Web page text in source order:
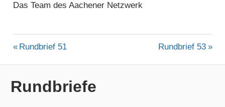
Das Team des Aachener Netzwerk
ALLGEMEIN
Beitragsnavigation
Vorheriger
Rundbrief 51
Nächster
Rundbrief 53
Rundbriefe